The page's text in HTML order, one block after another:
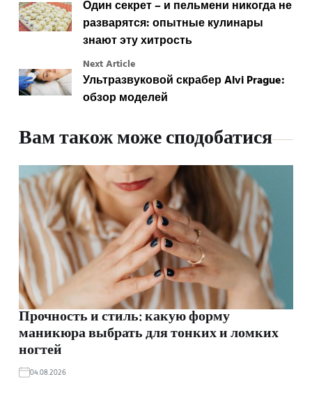
Один секрет – и пельмени никогда не
разварятся: опытные кулинары
знают эту хитрость
Next Article
Ультразвуковой скрабер Alvi Prague:
обзор моделей
Вам також може сподобатися
Прочность и стиль: какую форму
маникюра выбрать для тонких и ломких
ногтей
04.08.2026